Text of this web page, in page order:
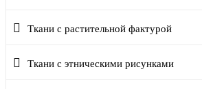
Ткани с растительной фактурой
Ткани с этническими рисунками